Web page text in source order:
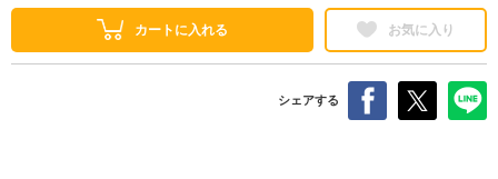
カートに入れる お気に入り
シェアする